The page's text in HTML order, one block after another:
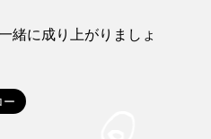
緒に成り上がりましょ